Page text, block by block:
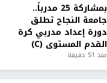
بمشاركة 25 مدرباً..
جامعة النجاح تطلق
دورة إعداد مدربي كرة
القدم المستوى (C)
منذ 51 دقيقة